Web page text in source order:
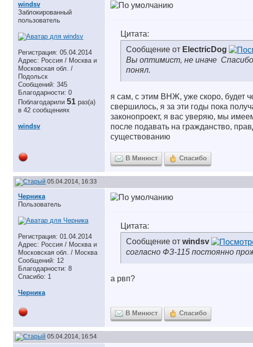
windsv
Заблокированный
пользователь
Регистрация: 05.04.2014
Адрес: Россия / Москва и
Московская обл. /
Подольск
Сообщений: 345
Благодарности: 0
Поблагодарили 51 раз(а)
в 42 сообщениях
windsv
Цитата:
Сообщение от ElectricDog
Вы оптимист, не иначе
понял.
я сам, с этим ВНЖ, уже скоро, будет
свершилось, я за эти годы пока
законопроект, я вас уверяю, мы
после подавать на гражданство,
существованию
В Минюст Спасибо
05.04.2014, 16:33
Черника
Пользователь
Регистрация: 01.04.2014
Адрес: Россия / Москва и
Московская обл. / Москва
Сообщений: 12
Благодарности: 8
Спасибо: 1
Черника
Цитата:
Сообщение от windsv
согласно ФЗ-115 постоянно
а рвп?
В Минюст Спасибо
05.04.2014, 16:54